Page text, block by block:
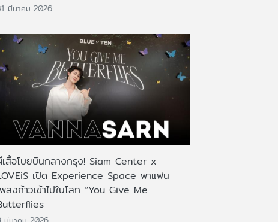
มีนาคม 2026
เสื้อโบยบินกลางกรุง! Siam Center x
เปิด Experience Space พาแฟน
ลงก้าวเข้าไปในโลก “You Give Me